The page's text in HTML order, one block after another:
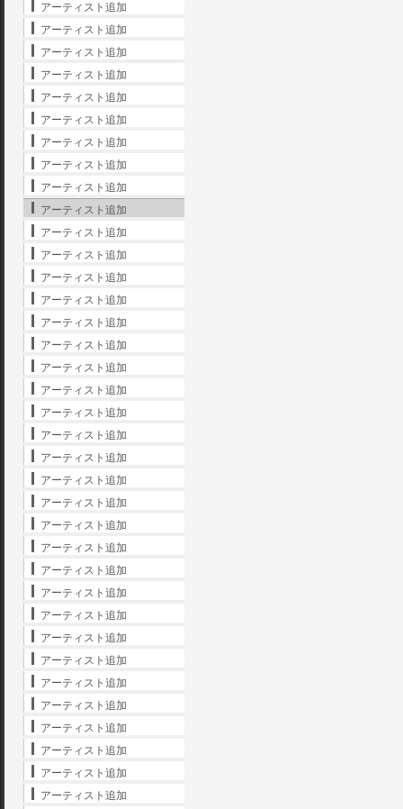
アーティスト追加
アーティスト追加
アーティスト追加
アーティスト追加
アーティスト追加
アーティスト追加
アーティスト追加
アーティスト追加
アーティスト追加
アーティスト追加
アーティスト追加
アーティスト追加
アーティスト追加
アーティスト追加
アーティスト追加
アーティスト追加
アーティスト追加
アーティスト追加
アーティスト追加
アーティスト追加
アーティスト追加
アーティスト追加
アーティスト追加
アーティスト追加
アーティスト追加
アーティスト追加
アーティスト追加
アーティスト追加
アーティスト追加
アーティスト追加
アーティスト追加
アーティスト追加
アーティスト追加
アーティスト追加
アーティスト追加
アーティスト追加